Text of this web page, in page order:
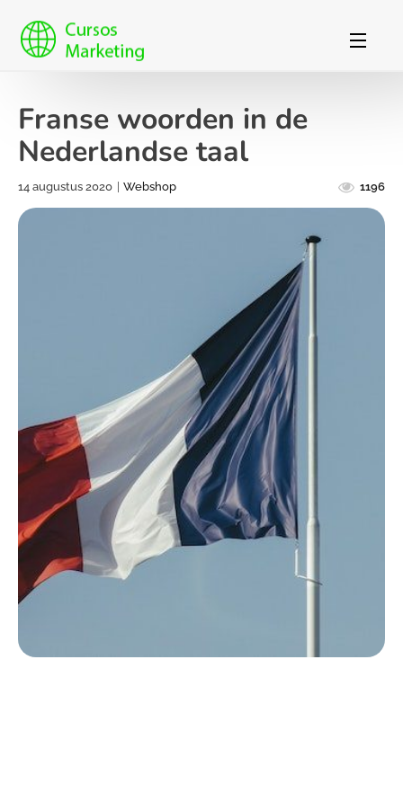
Franse woorden in de
Nederlandse taal
14 augustus 2020 | Webshop 1196